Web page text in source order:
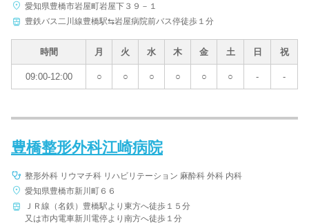
愛知県豊橋市岩屋町岩屋下３９－１
豊鉄バス二川線豊橋駅⇆岩屋病院前バス停徒歩１分
時間 月 火 水 木 金 土 日 祝
09:00-12:00 ○ ○ ○ ○ ○ ○ - -
豊橋整形外科江崎病院
整形外科 リウマチ科 リハビリテーション 麻酔科 外科 内科
愛知県豊橋市新川町６６
ＪＲ線（名鉄）豊橋駅より東方へ徒歩１５分
又は市内電車新川電停より南方へ徒歩１分